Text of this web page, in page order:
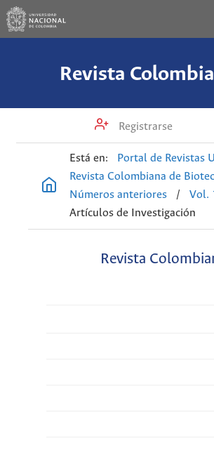
Revista
Registrarse
Está en: Portal de Revistas
Revista Colombiana de
Números anteriores
/ Vol.
Artículos de Investigación
Revista